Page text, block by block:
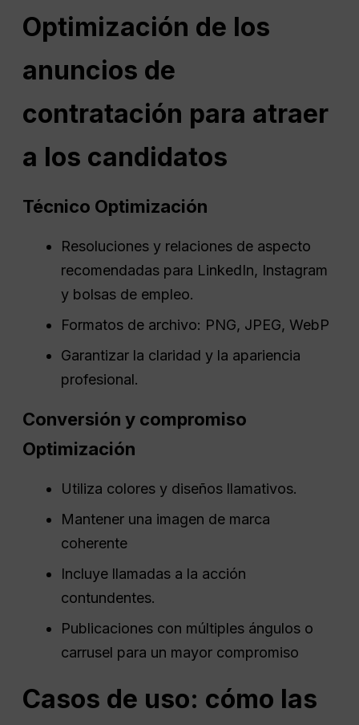
Optimización de los
anuncios de
contratación para atraer
a los candidatos
Técnico Optimización
Resoluciones y relaciones de aspecto
recomendadas para LinkedIn, Instagram
y bolsas de empleo.
Formatos de archivo: PNG, JPEG, WebP
Garantizar la claridad y la apariencia
profesional.
Conversión y compromiso
Optimización
Utiliza colores y diseños llamativos.
Mantener una imagen de marca
coherente
Incluye llamadas a la acción
contundentes.
Publicaciones con múltiples ángulos o
carrusel para un mayor compromiso
Casos de uso: cómo las